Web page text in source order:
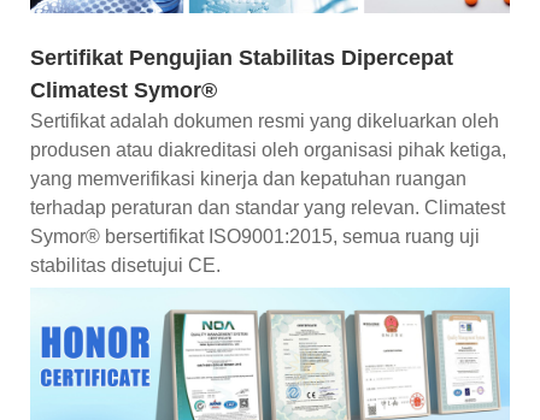
Sertifikat Pengujian Stabilitas Dipercepat
Climatest Symor®
Sertifikat adalah dokumen resmi yang dikeluarkan oleh
produsen atau diakreditasi oleh organisasi pihak ketiga,
yang memverifikasi kinerja dan kepatuhan ruangan
terhadap peraturan dan standar yang relevan. Climatest
Symor® bersertifikat ISO9001:2015, semua ruang uji
stabilitas disetujui CE.